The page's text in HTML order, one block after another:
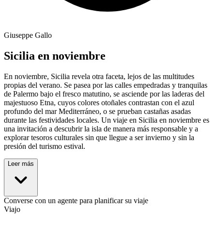
Giuseppe Gallo
Sicilia en noviembre
En noviembre, Sicilia revela otra faceta, lejos de las multitudes
propias del verano. Se pasea por las calles empedradas y tranquilas
de Palermo bajo el fresco matutino, se asciende por las laderas del
majestuoso Etna, cuyos colores otoñales contrastan con el azul
profundo del mar Mediterráneo, o se prueban castañas asadas
durante las festividades locales. Un viaje en Sicilia en noviembre es
una invitación a descubrir la isla de manera más responsable y a
explorar tesoros culturales sin que llegue a ser invierno y sin la
presión del turismo estival.
Leer más
Converse con un agente para planificar su viaje
Viajo